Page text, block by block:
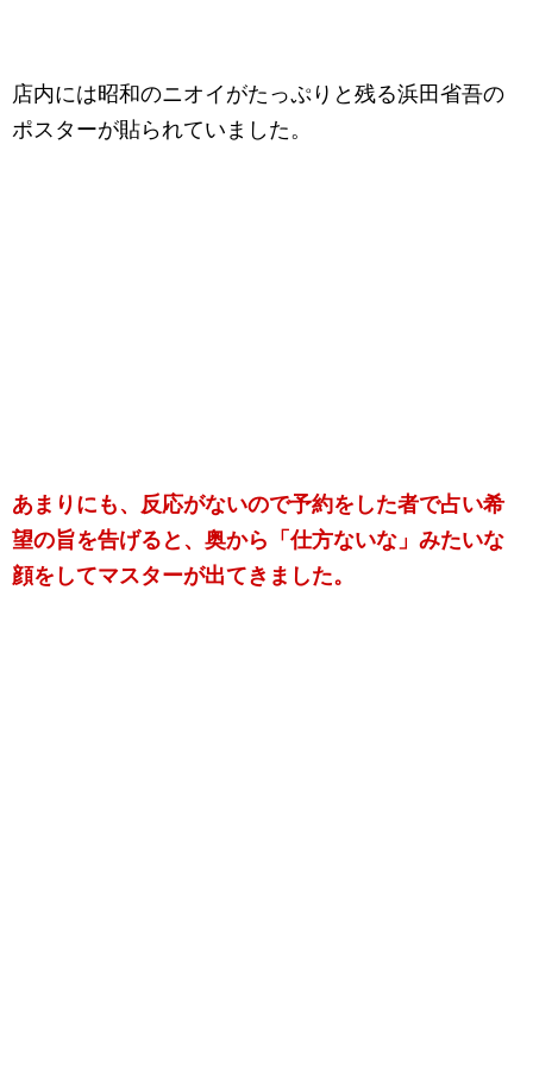
店内には昭和のニオイがたっぷりと残る浜田省吾の
ポスターが貼られていました。
あまりにも、反応がないので予約をした者で占い希
望の旨を告げると、奥から「仕方ないな」みたいな
顔をしてマスターが出てきました。